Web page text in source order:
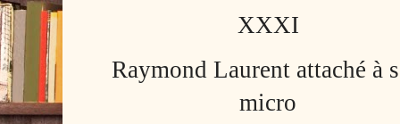
XXXI
Raymond Laurent attaché à
micro